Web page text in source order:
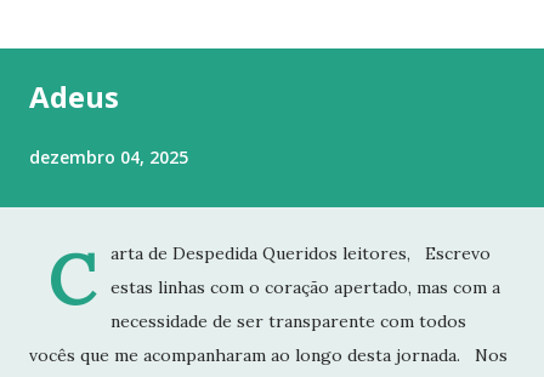
Adeus
dezembro 04, 2025
C
arta de Despedida Queridos leitores, Escrevo
estas linhas com o coração apertado, mas com a
necessidade de ser transparente com todos
vocês que me acompanharam ao longo desta jornada. Nos